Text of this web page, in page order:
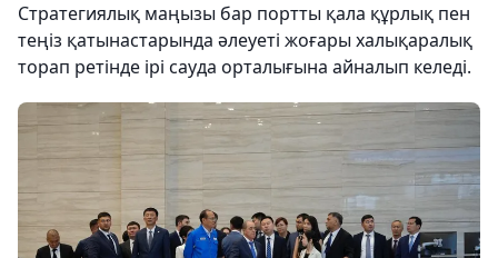
Стратегиялық маңызы бар портты қала құрлық пен
теңіз қатынастарында әлеуеті жоғары халықаралық
торап ретінде ірі сауда орталығына айналып келеді.